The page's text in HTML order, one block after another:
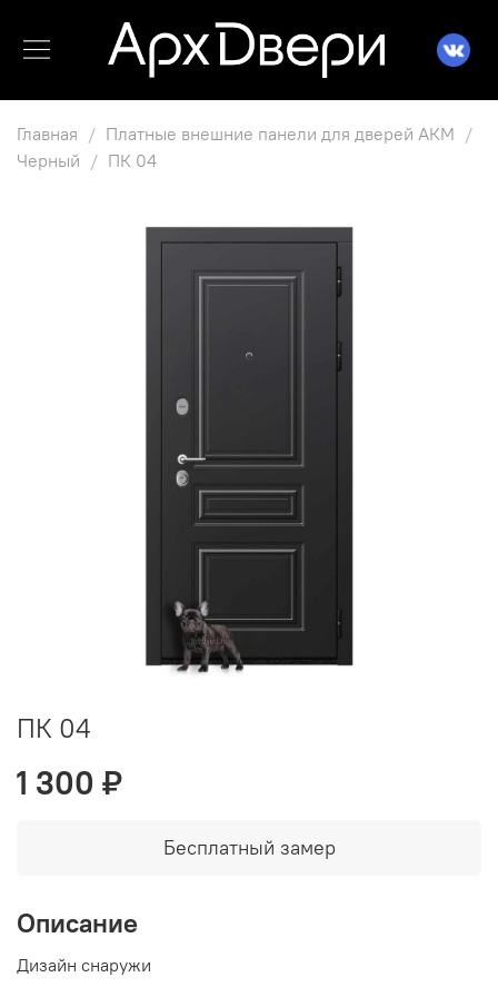
Главная
Платные внешние панели для дверей АКМ
Черный
ПК 04
ПК 04
1 300 ₽
Бесплатный замер
Описание
Дизайн снаружи